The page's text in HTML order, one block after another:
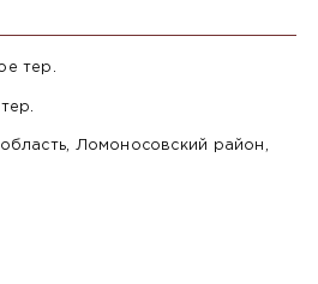
тер.
Ломоносовский район,